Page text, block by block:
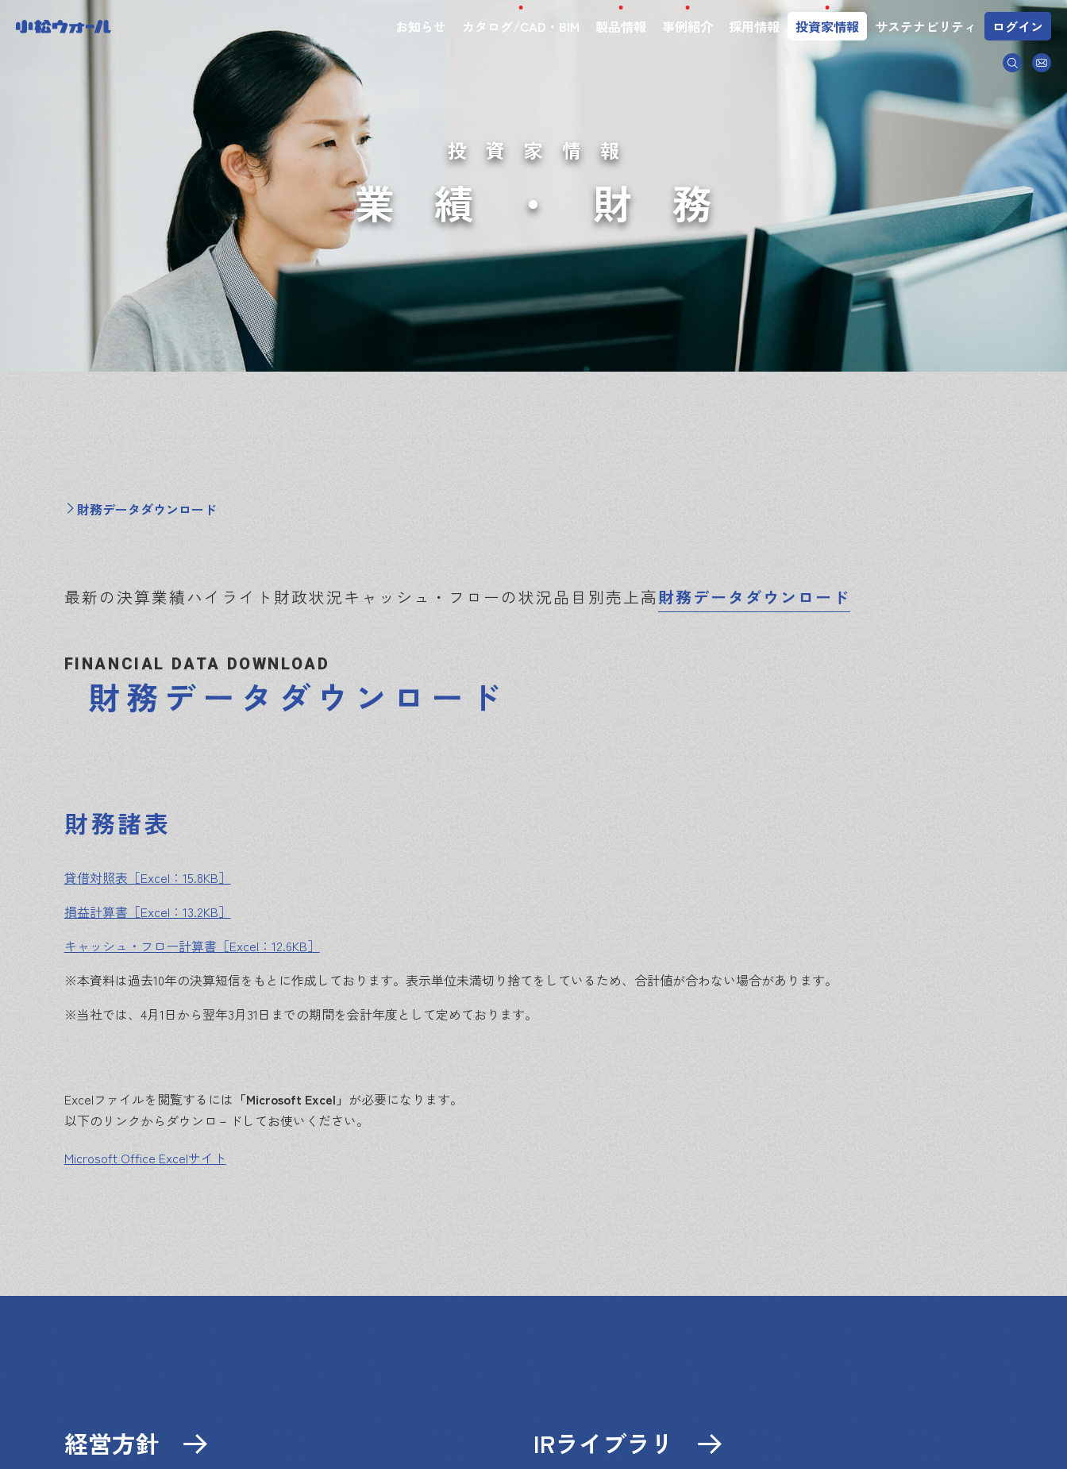
お知らせ カタログ/CAD・BIM 製品情報 事例紹介 採用情報 投資家情報 サステナビリティ ログイン
投資家情報
業績・財務
財務データダウンロード
最新の決算業績ハイライト 財政状況キャッシュ・フローの状況品目別売上高財務データダウンロード
FINANCIAL DATA DOWNLOAD
財務データダウンロード
財務諸表
貸借対照表［Excel：15.8KB］
損益計算書［Excel：13.2KB］
キャッシュ・フロー計算書［Excel：12.6KB］
※本資料は過去10年の決算短信をもとに作成しております。表示単位未満切り捨てをしているため、合計値が合わない場合があります。
※当社では、4月1日から翌年3月31日までの期間を会計年度として定めております。
Excelファイルを閲覧するには 「Microsoft Excel」 が必要になります。
以下のリンクからダウンロ－ドしてお使いください。
Microsoft Office Excelサイト
経営方針
IRライブラリ